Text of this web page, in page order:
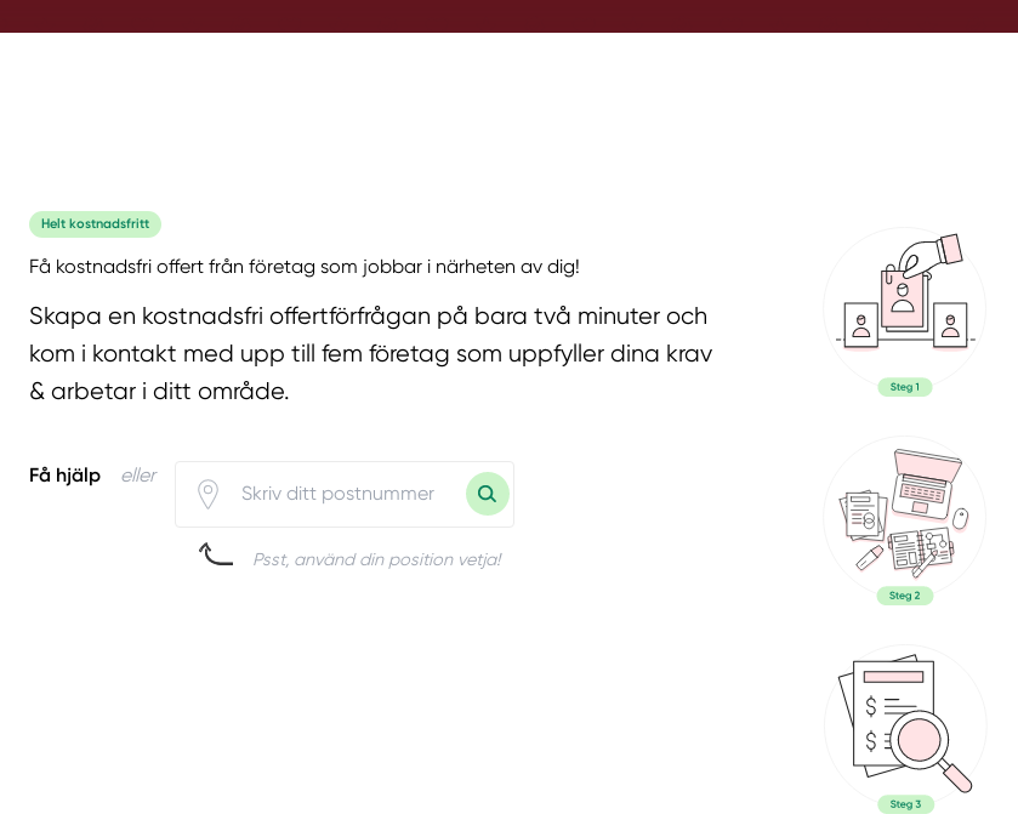
Helt kostnadsfritt
Få kostnadsfri offert från företag som jobbar i närheten av dig!
Skapa en kostnadsfri offertförfrågan på bara två minuter och
kom i kontakt med upp till fem företag som uppfyller dina krav
& arbetar i ditt område.
Få hjälp eller
Psst, använd din position vetja!